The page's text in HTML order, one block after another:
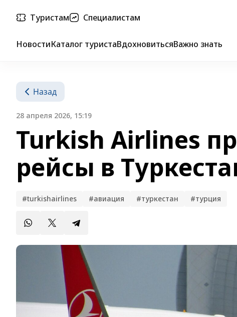
Туристам Специалистам
НовостиКаталог туристаВдохновитьсяВажно знать
Назад
28 апреля 2026, 15:19
Turkish Airlines
рейсы в
#turkishairlines #авиация #туркестан #турция